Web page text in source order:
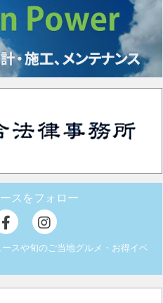
スをフォロー
スや旬のご当地グルメ・お得イベ